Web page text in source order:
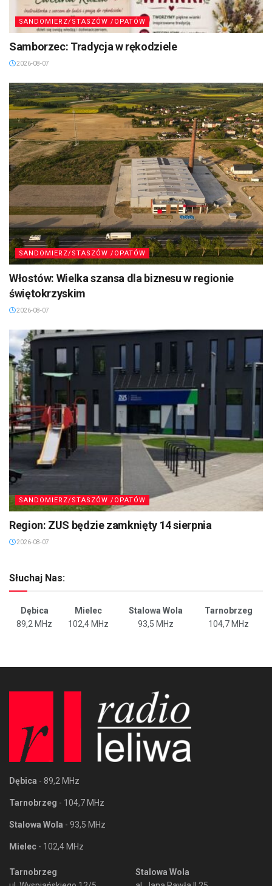
SANDOMIERZ/STASZÓW /OPATÓW
Samborzec: Tradycja w rękodziele
2026-08-07
SANDOMIERZ/STASZÓW /OPATÓW
Włostów: Wielka szansa dla biznesu w regionie
świętokrzyskim
2026-08-07
SANDOMIERZ/STASZÓW /OPATÓW
Region: ZUS będzie zamknięty 14 sierpnia
2026-08-07
Słuchaj Nas:
Dębica Mielec Stalowa Wola
Tarnobrzeg
89,2 MHz
102,4 MHz 93,5 MHz 104,7 MHz
Dębica - 89,2 MHz
Tarnobrzeg - 104,7 MHz
Stalowa Wola - 93,5 MHz
Mielec - 102,4 MHz
Tarnobrzeg
Stalowa Wola